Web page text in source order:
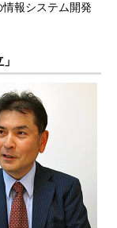
報システム開発